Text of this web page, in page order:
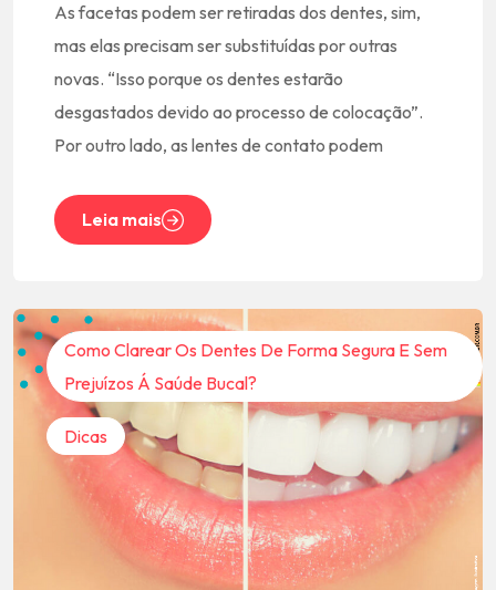
As facetas podem ser retiradas dos dentes, sim,
mas elas precisam ser substituídas por outras
novas. “Isso porque os dentes estarão
desgastados devido ao processo de colocação”.
Por outro lado, as lentes de contato podem
Leia mais
Como Clarear Os Dentes De Forma Segura E Sem
Prejuízos Á Saúde Bucal?
Dicas